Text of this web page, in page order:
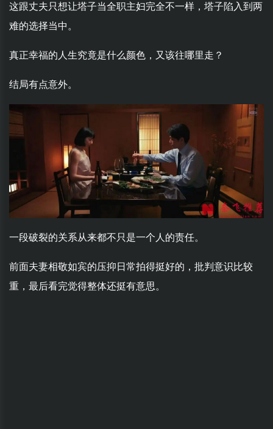
这跟丈夫只想让塔子当全职主妇完全不一样，塔子陷入到两
难的选择当中。
真正幸福的人生究竟是什么颜色，又该往哪里走？
结局有点意外。
一段破裂的关系从来都不只是一个人的责任。
前面夫妻相敬如宾的压抑日常拍得挺好的，批判意识比较
重，最后看完觉得整体还挺有意思。